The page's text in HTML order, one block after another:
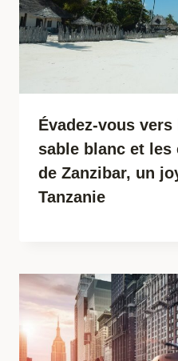
Évadez-vous
sable blanc et
de Zanzibar, un
Tanzanie